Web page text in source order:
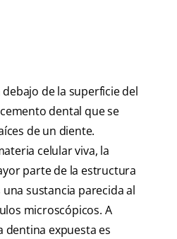
de la superficie del
dental que se
de un diente.
celular viva, la
parte de la estructura
sustancia parecida al
microscópicos. A
dentina expuesta es